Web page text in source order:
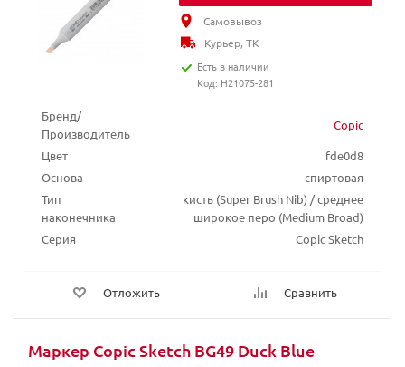
Бренд/
Производитель
Copic
Цвет
fde0d8
Основа
спиртовая
Тип
наконечника
кисть (Super Brush Nib) / среднее
широкое перо (Medium Broad)
Серия
Copic Sketch
Отложить Сравнить
Самовывоз
Курьер, ТК
Есть в наличии
Код: H21075-281
Маркер Copic Sketch BG49 Duck Blue